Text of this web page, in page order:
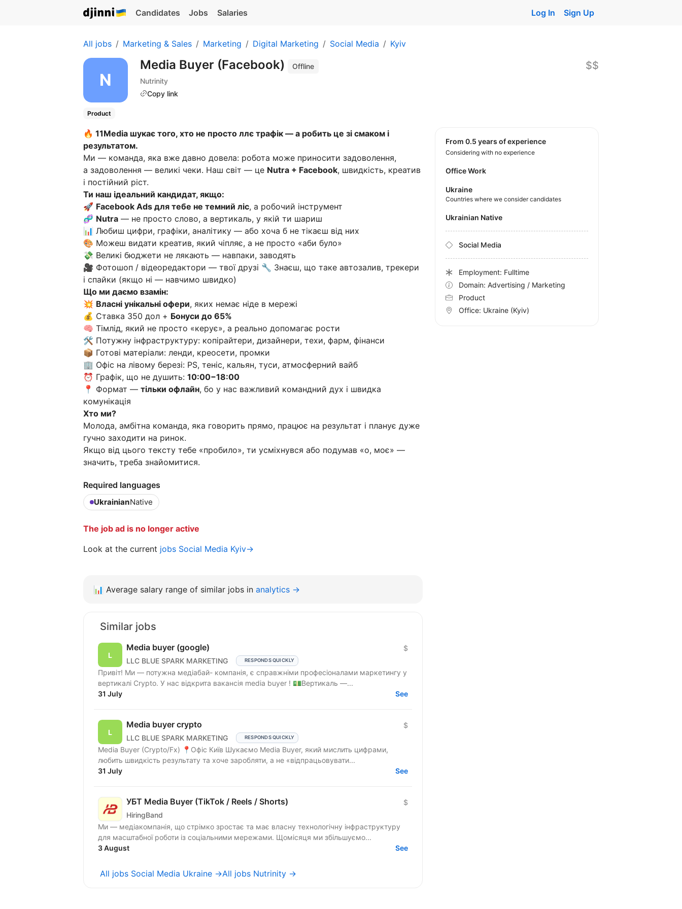
Candidates Jobs Salaries Log In Sign Up
All jobs Marketing & Sales Marketing Digital Marketing Social Media Kyiv
Media Buyer (Facebook)
Offline
Nutrinity
Copy link
$$
Product
🔥 11Media шукає того, хто не просто ллє трафік — а робить це зі смаком і
результатом.
Ми — команда, яка вже давно довела: робота може приносити задоволення,
а задоволення — великі чеки. Наш світ — це Nutra + Facebook, швидкість, креатив
і постійний ріст.
Ти наш ідеальний кандидат, якщо:
🚀 Facebook Ads для тебе не темний ліс, а робочий інструмент
🧬 Nutra — не просто слово, а вертикаль, у якій ти шариш
📊 Любиш цифри, графіки, аналітику — або хоча б не тікаєш від них
🎨 Можеш видати креатив, який чіпляє, а не просто «аби було»
💸 Великі бюджети не лякають — навпаки, заводять
🎥 Фотошоп / відеоредактори — твої друзі 🔧 Знаєш, що таке автозалив, трекери
і спайки (якщо ні — навчимо швидко)
Що ми даємо взамін:
💥 Власні унікальні офери, яких немає ніде в мережі
💰 Ставка 350 дол + Бонуси до 65%
🧠 Тімлід, який не просто «керує», а реально допомагає рости
🛠 Потужну інфраструктуру: копірайтери, дизайнери, техи, фарм, фінанси
📦 Готові матеріали: ленди, креосети, промки
🏢 Офіс на лівому березі: PS, теніс, кальян, туси, атмосферний вайб
⏰ Графік, що не душить: 10:00−18:00
📍 Формат — тільки офлайн, бо у нас важливий командний дух і швидка
комунікація
Хто ми?
Молода, амбітна команда, яка говорить прямо, працює на результат і планує дуже
гучно заходити на ринок.
Якщо від цього тексту тебе «пробило», ти усміхнувся або подумав «о, моє» —
значить, треба знайомитися.
Required languages
UkrainianNative
The job ad is no longer active
Look at the current jobs Social Media Kyiv→
from 0.5 years of experience
Considering with no experience
Office Work
Ukraine
Countries where we consider candidates
Ukrainian Native
Social Media
Employment: Fulltime
Domain: Advertising / Marketing
Product
Office: Ukraine (Kyiv)
📊 Average salary range of similar jobs in analytics →
Similar jobs
Media buyer (google)
LLC BLUE SPARK MARKETING RESPONDS QUICKLY
$
Привіт! Ми — потужна медіабай- компанія, є справжніми професіоналами маркетингу у
вертикалі Crypto. У нас відкрита вакансія media buyer ! 💵Вертикаль —...
31 July
See
Media buyer crypto
LLC BLUE SPARK MARKETING RESPONDS QUICKLY
$
Media Buyer (Crypto/Fx) 📍Офіс Київ Шукаємо Media Buyer, який мислить цифрами,
любить швидкість результату та хоче заробляти, а не «відпрацьовувати...
31 July
See
УБТ Media Buyer (TikTok / Reels / Shorts)
HiringBand
$
Ми — медіакомпанія, що стрімко зростає та має власну технологічну інфраструктуру
для масштабної роботи із соціальними мережами. Щомісяця ми збільшуємо...
3 August
See
All jobs Social Media Ukraine →All jobs Nutrinity →